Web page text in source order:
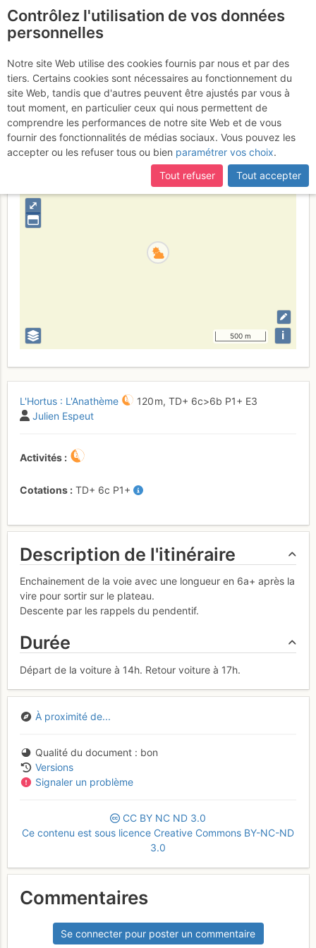
certaines pages ne sont plus accessibles, manquantes ou
incomplètes, déconnectez-vous puis reconnectez-vous à votre
compte sur le site.
L'Hortus : L'Hortus :
Anathème
Jeudi 16 mars 2017
France Hérault
⤢
500 m i
L'Hortus : L'Anathème 120 m, TD+ 6c>6b P1+ E3
Julien Espeut
Activités
Cotations TD+ 6c P1+
Description de l'itinéraire
Enchainement de la voie avec une longueur en 6a+ après la
vire pour sortir sur le plateau.
Descente par les rappels du pendentif.
Durée
Départ de la voiture à 14h. Retour voiture à 17h.
À proximité de...
Qualité du document
bon
Versions
Signaler un problème
CC BY NC ND 3.0
Ce contenu est sous licence Creative Commons BY-NC-ND
3.0
Commentaires
Se connecter pour poster un commentaire
Contrôlez l'utilisation de vos données
personnelles
Notre site Web utilise des cookies fournis par nous et par des
tiers. Certains cookies sont nécessaires au fonctionnement du
site Web, tandis que d'autres peuvent être ajustés par vous à
tout moment, en particulier ceux qui nous permettent de
comprendre les performances de notre site Web et de vous
fournir des fonctionnalités de médias sociaux. Vous pouvez les
accepter ou les refuser tous ou bien paramétrer vos choix.
Tout refuser
Tout accepter